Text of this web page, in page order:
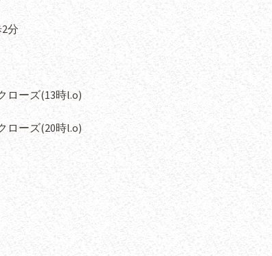
分
ーズ(13時l.o)
ローズ(20時l.o)